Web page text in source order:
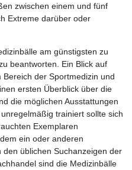
zwischen einem und fünf
Extreme darüber oder
am günstigsten zu
beantworten. Ein Blick auf
der Sportmedizin und
ersten Überblick über die
die möglichen Ausstattungen
trainiert sollte sich
Exemplaren
ein oder anderen
üblichen Suchanzeigen der
sind die Medizinbälle